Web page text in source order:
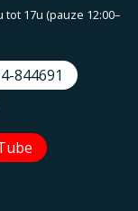
17u (pauze 12:00–
844691